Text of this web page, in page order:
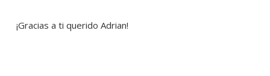
¡Gracias a ti querido Adrian!